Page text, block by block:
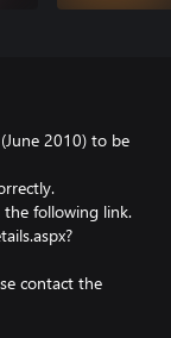
2010) to be
the following link.
contact the